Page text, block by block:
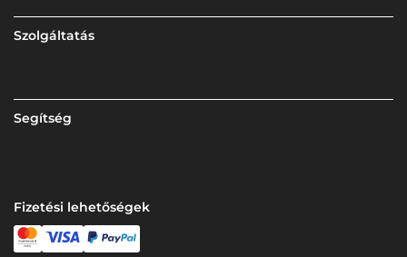
Szolgáltatás
Segítség
Fizetési lehetőségek